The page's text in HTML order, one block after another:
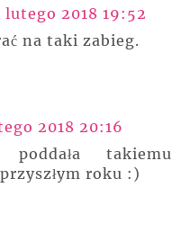
lutego 2018 19:52
na taki zabieg.
2018 20:16
takiemu
roku :)